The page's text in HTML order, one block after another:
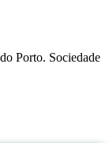
Porto. Sociedade